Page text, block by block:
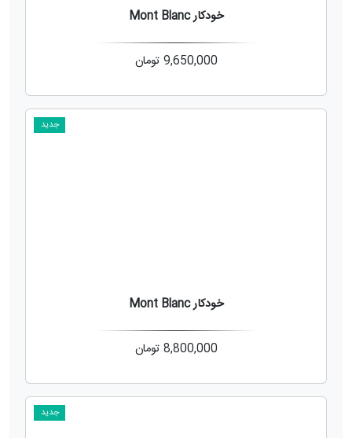
خودکار Mont Blanc
9,650,000 تومان
جدید
خودکار Mont Blanc
8,800,000 تومان
جدید